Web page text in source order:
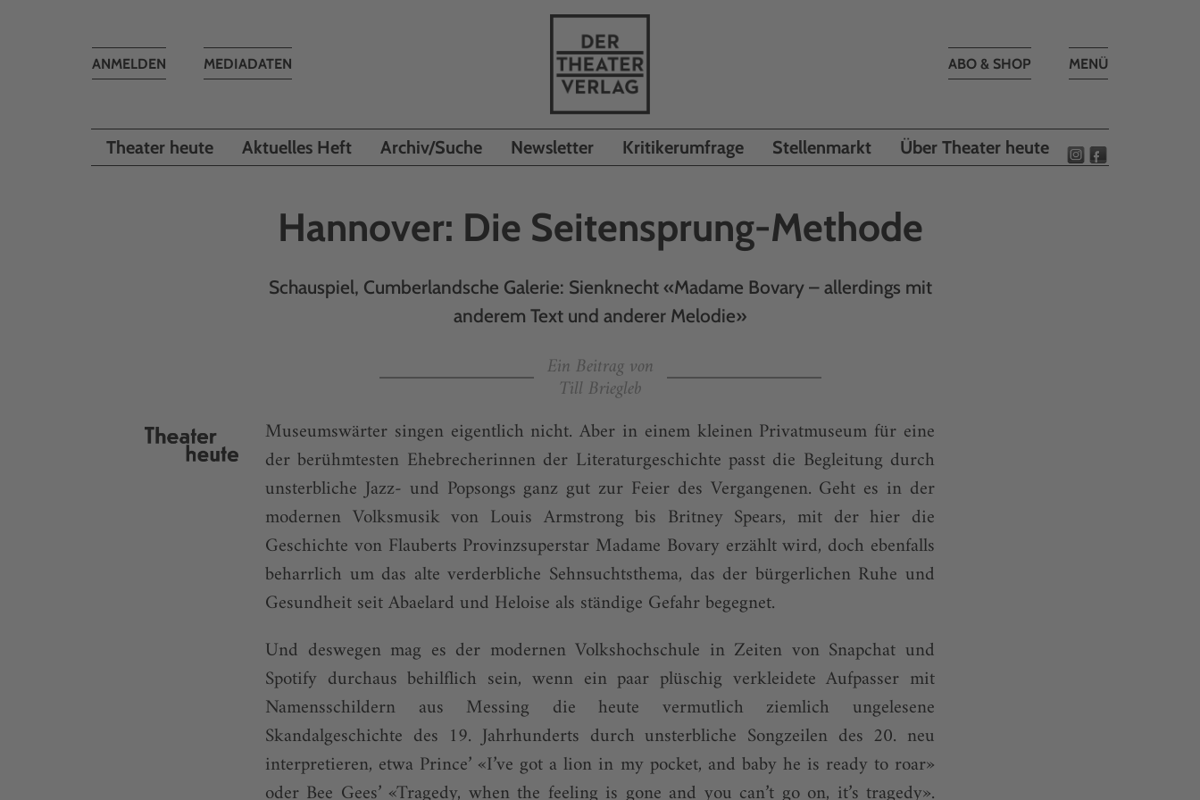
Toggle
MENÜ
ABO & SHOP
MEDIADATEN
Toggle
ANMELDEN
Theater heute Aktuelles Heft Archiv/Suche Newsletter Kritikerumfrage Stellenmarkt Über Theater heute
Hannover: Die Seitensprung-Methode
Schauspiel, Cumberlandsche Galerie: Sienknecht «Madame Bovary – allerdings mit
anderem Text und anderer Melodie»
Ein Beitrag von
Till Briegleb
Museumswärter singen eigentlich nicht. Aber in einem kleinen Privatmuseum für eine
der berühmtesten Ehebrecherinnen der Literaturgeschichte passt die Begleitung durch
unsterbliche Jazz- und Popsongs ganz gut zur Feier des Vergangenen. Geht es in der
modernen Volksmusik von Louis Armstrong bis Britney Spears, mit der hier die
Geschichte von Flauberts Provinzsuperstar Madame Bovary erzählt wird, doch ebenfalls
beharrlich um das alte verderbliche Sehnsuchtsthema, das der bürgerlichen Ruhe und
Gesundheit seit Abaelard und Heloise als ständige Gefahr begegnet.
Und deswegen mag es der modernen Volkshochschule in Zeiten von Snapchat und
Spotify durchaus behilflich sein, wenn ein paar plüschig verkleidete Aufpasser mit
Namensschildern aus Messing die heute vermutlich ziemlich ungelesene
Skandalgeschichte des 19. Jahrhunderts durch unsterbliche Songzeilen des 20. neu
interpretieren, etwa Prince’ «I’ve got a lion in my pocket, and baby he is ready to roar»
oder Bee Gees’ «Tragedy, when the feeling is gone and you can’t go on, it’s tragedy».